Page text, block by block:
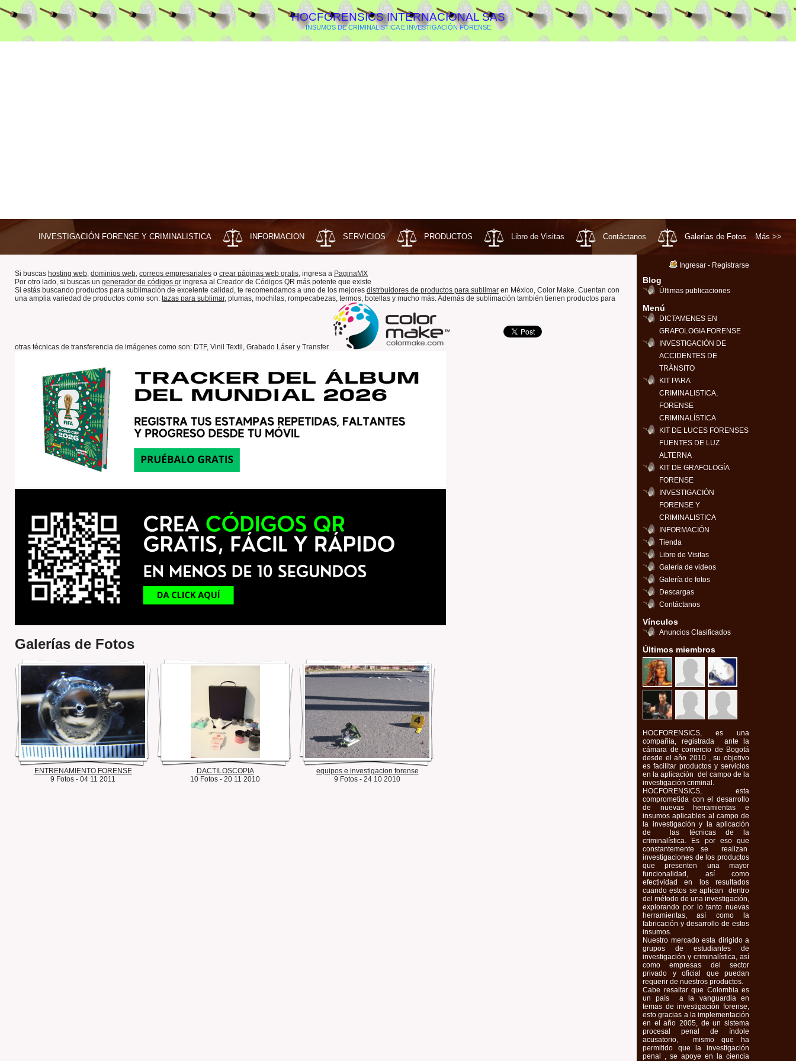
HOCFORENSICS INTERNACIONAL SAS
INSUMOS DE CRIMINALISTICA E INVESTIGACIÓN FORENSE
INVESTIGACIÓN FORENSE Y CRIMINALISTICA INFORMACION SERVICIOS PRODUCTOS Libro de Visitas Contáctanos Galerías de Fotos Más >>
Si buscas hosting web, dominios web, correos empresariales o crear páginas web gratis, ingresa a PaginaMX
Por otro lado, si buscas un generador de códigos qr ingresa al Creador de Códigos QR más potente que existe
Si estás buscando productos para sublimación de excelente calidad, te recomendamos a uno de los mejores distrbuidores de productos para sublimar en México, Color Make. Cuentan con
una amplia variedad de productos como son: tazas para sublimar, plumas, mochilas, rompecabezas, termos, botellas y mucho más. Además de sublimación también tienen productos para
otras técnicas de transferencia de imágenes como son: DTF, Vinil Textil, Grabado Láser y Transfer.
Galerías de Fotos
ENTRENAMIENTO FORENSE
9 Fotos - 04 11 2011
DACTILOSCOPIA
10 Fotos - 20 11 2010
equipos e investigacion forense
9 Fotos - 24 10 2010
Ingresar - Registrarse
Blog
Últimas publicaciones
Menú
DICTAMENES EN
GRAFOLOGIA FORENSE
INVESTIGACIÒN DE
ACCIDENTES DE
TRÀNSITO
KIT PARA
CRIMINALISTICA,
FORENSE
CRIMINALÍSTICA
KIT DE LUCES FORENSES
FUENTES DE LUZ
ALTERNA
KIT DE GRAFOLOGÍA
FORENSE
INVESTIGACIÓN
FORENSE Y
CRIMINALISTICA
INFORMACIÓN
Tienda
Libro de Visitas
Galería de videos
Galería de fotos
Descargas
Contáctanos
Vínculos
Anuncios Clasificados
Últimos miembros
HOCFORENSICS, es una
compañía, registrada ante la
cámara de comercio de Bogotá
desde el año 2010 , su objetivo
es facilitar productos y servicios
en la aplicación del campo de la
investigación criminal.
HOCFORENSICS, esta
comprometida con el desarrollo
de nuevas herramientas e
insumos aplicables al campo de
la investigación y la aplicación
de las técnicas de la
criminalística. Es por eso que
constantemente se realizan
investigaciones de los productos
que presenten una mayor
funcionalidad, así como
efectividad en los resultados
cuando estos se aplican dentro
del método de una investigación,
explorando por lo tanto nuevas
herramientas, así como la
fabricación y desarrollo de estos
insumos.
Nuestro mercado esta dirigido a
grupos de estudiantes de
investigación y criminalística, así
como empresas del sector
privado y oficial que puedan
requerir de nuestros productos.
Cabe resaltar que Colombia es
un país a la vanguardia en
temas de investigación forense,
esto gracias a la implementación
en el año 2005, de un sistema
procesal penal de índole
acusatorio, mismo que ha
permitido que la investigación
penal , se apoye en la ciencia